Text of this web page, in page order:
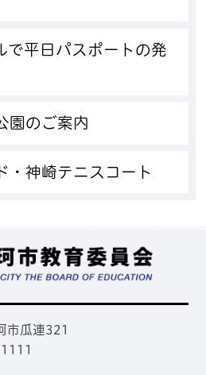
で平日パスポートの発
園のご案内
・神崎テニスコート
市瓜連321